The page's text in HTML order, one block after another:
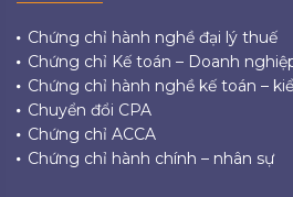
Chứng chỉ hành nghề đại lý thuế
Chứng chỉ Kế toán – Doanh
Chứng chỉ hành nghề kế toán –
Chuyển đổi CPA
Chứng chỉ ACCA
Chứng chỉ hành chính – nhân sự